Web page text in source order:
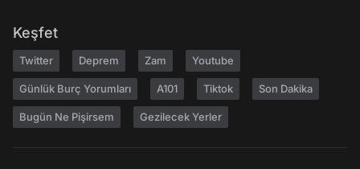
Keşfet
Twitter Deprem Zam Youtube
Günlük Burç Yorumları A101 Tiktok Son Dakika
Bugün Ne Pişirsem Gezilecek Yerler